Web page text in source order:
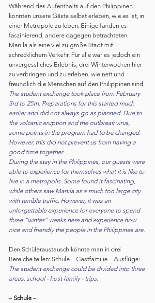
Während des Aufenthalts auf den Philippinen
konnten unsere Gäste selbst erleben, wie es ist, in
einer Metropole zu leben. Einige fanden es
faszinierend, andere dagegen betrachteten
Manila als eine viel zu große Stadt mit
schrecklichem Verkehr. Für alle war es jedoch ein
unvergessliches Erlebnis, drei Winterwochen hier
zu verbringen und zu erleben, wie nett und
freundlich die Menschen auf den Philippinen sind.
The student exchange took place from February
3rd to 25th. Preparations for this started much
earlier and did not always go as planned. Due to
the volcanic eruption and the outbreak virus,
some points in the program had to be changed.
However, this did not prevent us from having a
good time together.
During the stay in the Philippines, our guests were
able to experience for themselves what it is like to
live in a metropolis. Some found it fascinating,
while others saw Manila as a much too large city
with terrible traffic. However, it was an
unforgettable experience for everyone to spend
three “winter” weeks here and experience how
nice and friendly the people in the Philippines are.
Den Schüleraustausch könnte man in drei
Bereiche teilen: Schule – Gastfamilie – Ausflüge:
The student exchange could be divided into three
areas: school - host family - trips:
– Schule –